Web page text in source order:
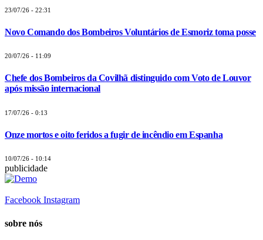
23/07/26 - 22:31
Novo Comando dos Bombeiros Voluntários de Esmoriz toma posse
20/07/26 - 11:09
Chefe dos Bombeiros da Covilhã distinguido com Voto de Louvor
após missão internacional
17/07/26 - 0:13
Onze mortos e oito feridos a fugir de incêndio em Espanha
10/07/26 - 10:14
publicidade
Facebook Instagram
sobre nós